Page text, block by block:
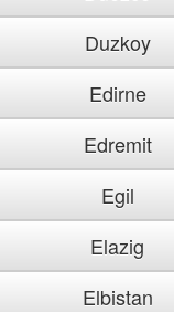
Duzkoy
Edirne
Edremit
Egil
Elazig
Elbistan